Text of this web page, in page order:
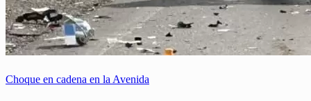
Choque en cadena en la Avenida